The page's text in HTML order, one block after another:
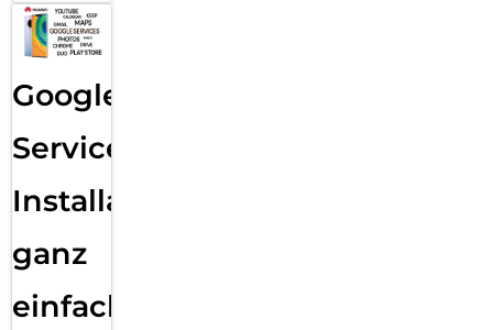
Google
Services
Installation
ganz
einfach